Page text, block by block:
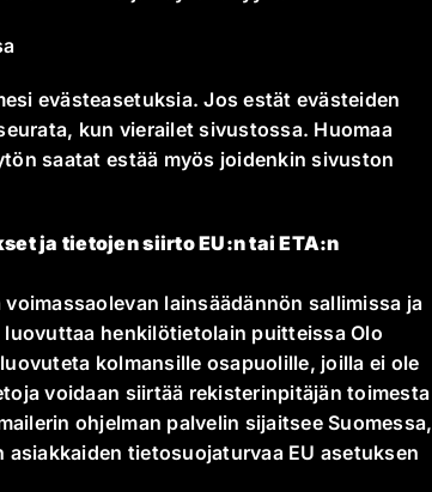
evästeasetuksia. Jos estät evästeiden
kun vierailet sivustossa. Huomaa
saatat estää myös joidenkin sivuston
ja tietojen siirto EU:n tai ETA:n
lainsäädännön sallimissa ja
henkilötietolain puitteissa Olo
kolmansille osapuolille, joilla ei ole
voidaan siirtää rekisterinpitäjän toimesta
ohjelman palvelin sijaitsee Suomessa,
tietosuojaturvaa EU asetuksen